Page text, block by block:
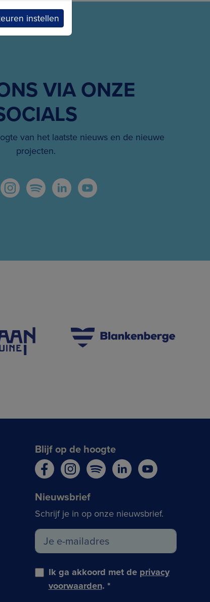
VIA ONZE
van het laatste nieuws en de nieuwe
projecten.
Blijf op de hoogte
Nieuwsbrief
Schrijf je in op onze nieuwsbrief.
Ik ga akkoord met de privacy
voorwaarden. *
instellen